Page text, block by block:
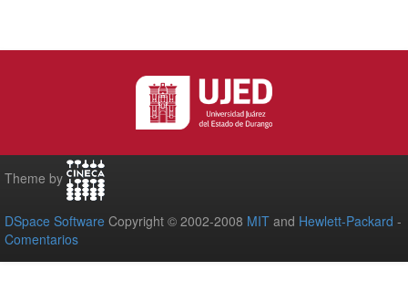
Theme by
DSpace Software Copyright © 2002-2008 MIT and Hewlett-Packard -
Comentarios